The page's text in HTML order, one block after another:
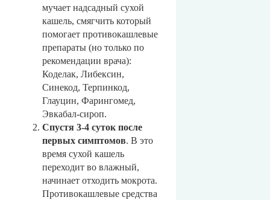
мучает надсадный сухой
кашель, смягчить который
помогает противокашлевые
препараты (но только по
рекомендации врача):
Коделак, Либексин,
Синекод, Терпинкод,
Глауцин, Фарингомед,
Эвкабал-сироп.
Спустя 3-4 суток после
первых симптомов. В это
время сухой кашель
переходит во влажный,
начинает отходить мокрота.
Противокашлевые средства